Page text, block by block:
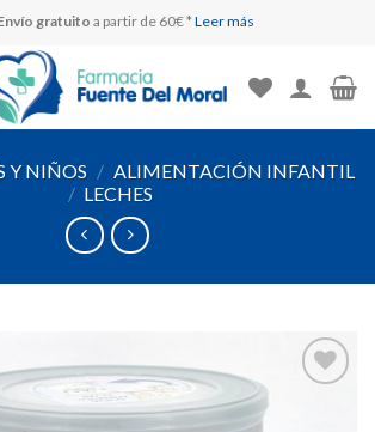
gratuito a partir de 60€ * Leer más
Y NIÑOS / ALIMENTACIÓN INFANTIL
/ LECHES